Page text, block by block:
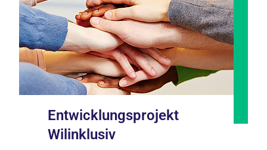
Entwicklungsprojekt
Wilinklusiv